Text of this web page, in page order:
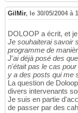
GilMir, le 30/05/2004 à
DOLOOP a écrit, et
Je souhaiterai savoir
programme de
J'ai déjà posé des
n'était pas le cas
y a des posts qui me
La question de
divers intervenants
Je suis en partie
de passer par des